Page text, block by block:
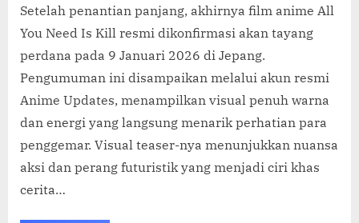
Tahun!
Setelah penantian panjang, akhirnya film anime All
You Need Is Kill resmi dikonfirmasi akan tayang
perdana pada 9 Januari 2026 di Jepang.
Pengumuman ini disampaikan melalui akun resmi
Anime Updates, menampilkan visual penuh warna
dan energi yang langsung menarik perhatian para
penggemar. Visual teaser-nya menunjukkan nuansa
aksi dan perang futuristik yang menjadi ciri khas
cerita…